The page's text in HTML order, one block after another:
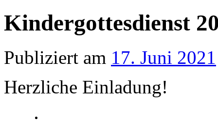
Kindergottesdienst
Publiziert am 17. Juni 2021
Herzliche Einladung!